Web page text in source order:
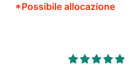
*Possibile allocazione